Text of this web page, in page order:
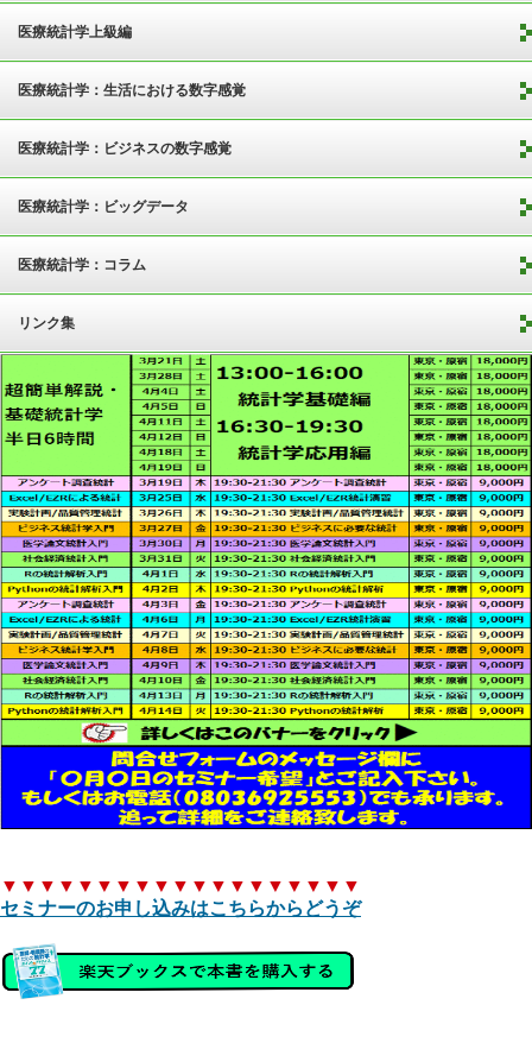
医療統計学上級編
医療統計学：生活における数字感覚
医療統計学：ビジネスの数字感覚
医療統計学：ビッグデータ
医療統計学：コラム
リンク集
▼▼▼▼▼▼▼▼▼▼▼▼▼▼▼▼▼▼▼
セミナーのお申し込みはこちらからどうぞ